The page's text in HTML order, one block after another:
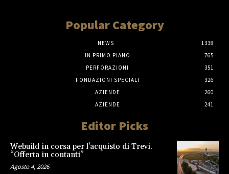
Popular Category
NEWS
1338
IN PRIMO PIANO
765
PERFORAZIONI
351
FONDAZIONI SPECIALI
326
AZIENDE
260
AZIENDE
241
Editor Picks
Webuild in corsa per l’acquisto di Trevi.
“Offerta in contanti”
Agosto 4, 2026